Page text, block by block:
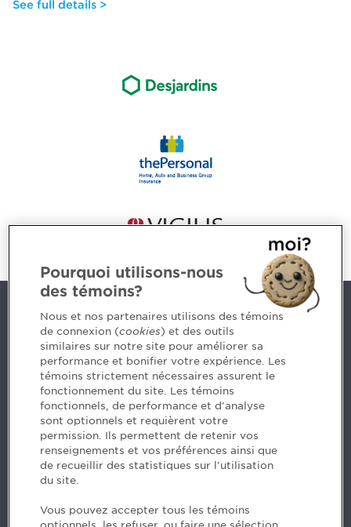
See full details >
Contact us
5, Place Ville Marie, bureau 800, Montréal (Québec)
H3B 2G2
www.cpaquebec.ca
Questions? Ask our team >
Want to make the Order a part of your career? See
our job offers >
Facebook - Devenir CPA
Pourquoi utilisons-nous
des témoins?
Nous et nos partenaires utilisons des témoins
de connexion (cookies) et des outils
similaires sur notre site pour améliorer sa
performance et bonifier votre expérience. Les
témoins strictement nécessaires assurent le
fonctionnement du site. Les témoins
fonctionnels, de performance et d'analyse
sont optionnels et requièrent votre
permission. Ils permettent de retenir vos
renseignements et vos préférences ainsi que
de recueillir des statistiques sur l'utilisation
du site.
Vous pouvez accepter tous les témoins